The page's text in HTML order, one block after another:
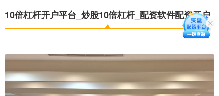
10倍杠杆开户平台_炒股10倍杠杆_配资软件配资开户